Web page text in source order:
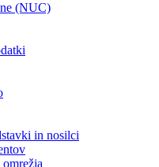
(NUC)
in nosilci